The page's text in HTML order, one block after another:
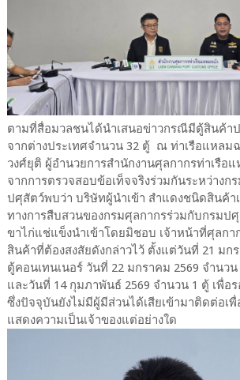
ตามที่สื่อมวลชนได้นำเสนอข่าวกรณีมีตู้สินค้าป
จากต่างประเทศจำนวน 32 ตู้ ณ ท่าเรือแหล
วงศ์ยุติ ผู้อำนวยการสำนักงานศุลกากรท่าเรือแ
จากการตรวจสอบข้อเท็จจริงร่วมกันระหว่างก
ปศุสัตว์พบว่า บริษัทผู้นำเข้า สำแดงชนิดสินค้า
ทางการสืบสวนของกรมศุลกากรร่วมกับกรมป
ขาไก่แช่แข็งนำเข้าโดยมิชอบ เจ้าหน้าที่ศุลกา
สินค้าที่ต้องสงสัยดังกล่าวไว้ ตั้งแต่วันที่ 21 มก
ตู้คอนเทนเนอร์ วันที่ 22 มกราคม 2569 จำนว
และวันที่ 14 กุมภาพันธ์ 2569 จำนวน 1 ตู้ เพื่อ
ซึ่งปัจจุบันยังไม่มีผู้มีส่วนได้เสียเข้ามาติดต่อเ
แสดงความเป็นเจ้าของแต่อย่างใด